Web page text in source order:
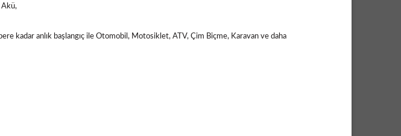
Akü,
kadar anlık başlangıç ile Otomobil, Motosiklet, ATV, Çim Biçme, Karavan ve daha